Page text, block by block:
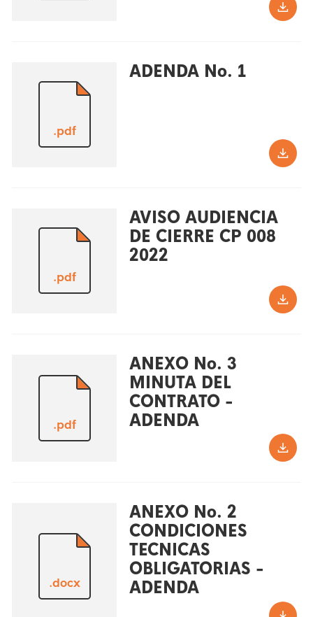
.pdf
ADENDA No. 1
.pdf
AVISO AUDIENCIA
DE CIERRE CP 008
2022
.pdf
ANEXO No. 3
MINUTA DEL
CONTRATO -
ADENDA
.docx
ANEXO No. 2
CONDICIONES
TECNICAS
OBLIGATORIAS -
ADENDA